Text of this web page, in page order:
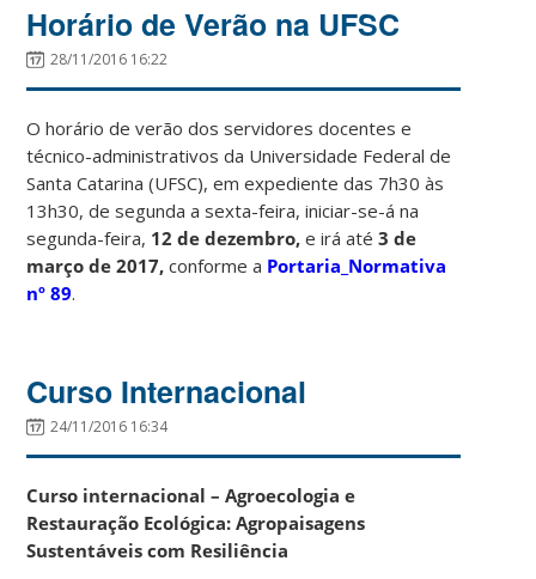
Horário de Verão na UFSC
28/11/2016 16:22
O horário de verão dos servidores docentes e
técnico-administrativos da Universidade Federal de
Santa Catarina (UFSC), em expediente das 7h30 às
13h30, de segunda a sexta-feira, iniciar-se-á na
segunda-feira, 12 de dezembro, e irá até3 de
março de 2017,conforme a Portaria_Normativa
nº 89.
Curso Internacional
24/11/2016 16:34
Curso internacional – Agroecologia e
Restauração Ecológica: Agropaisagens
Sustentáveis com Resiliência